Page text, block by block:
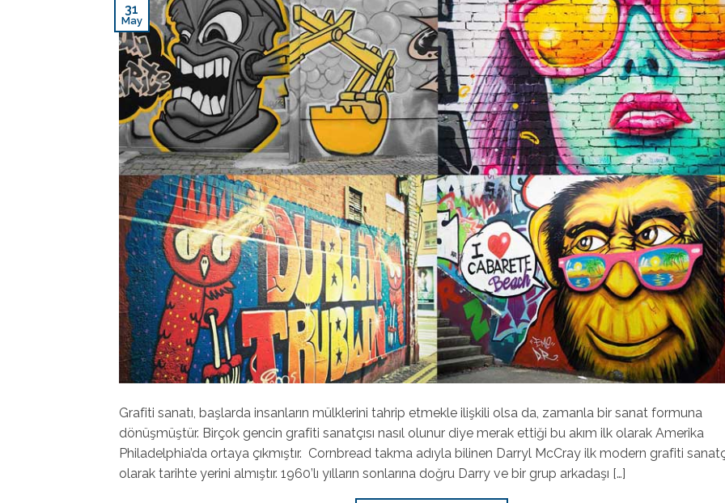
31
May
Grafiti sanatı, başlarda insanların mülklerini tahrip etmekle ilişkili olsa da, zamanla bir sanat formuna
dönüşmüştür. Birçok gencin grafiti sanatçısı nasıl olunur diye merak ettiği bu akım ilk olarak Amerika
Philadelphia’da ortaya çıkmıştır. Cornbread takma adıyla bilinen Darryl McCray ilk modern grafiti
olarak tarihte yerini almıştır. 1960’lı yılların sonlarına doğru Darry ve bir grup arkadaşı […]